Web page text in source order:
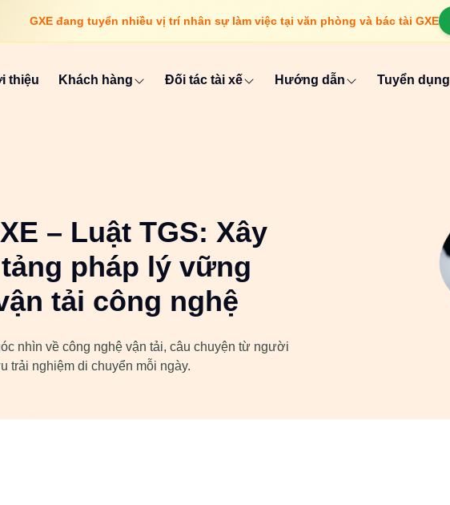
GXE đang tuyển nhiều vị trí nhân sự làm việc tại văn phòng và bác tài GXE
thiệu Khách hàng Đối tác tài xế Hướng dẫn Tuyển dụng
– Luật TGS: Xây
pháp lý vững
tải công nghệ
nhìn về công nghệ vận tải, câu chuyện từ người
trải nghiệm di chuyển mỗi ngày.